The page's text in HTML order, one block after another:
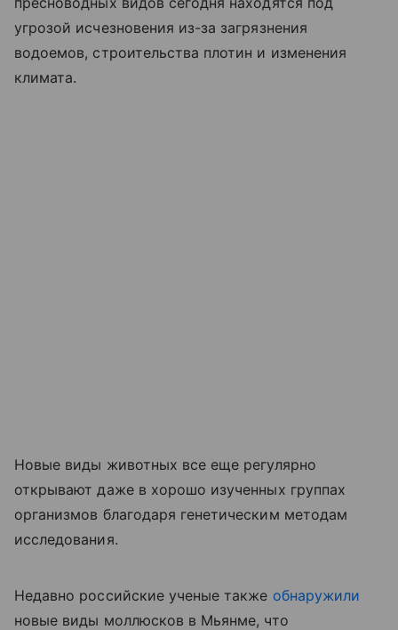
угрозой исчезновения из-за загрязнения
водоемов, строительства плотин и изменения
климата.
Новые виды животных все еще регулярно
открывают даже в хорошо изученных группах
организмов благодаря генетическим методам
исследования.
Недавно российские ученые также обнаружили
новые виды моллюсков в Мьянме, что